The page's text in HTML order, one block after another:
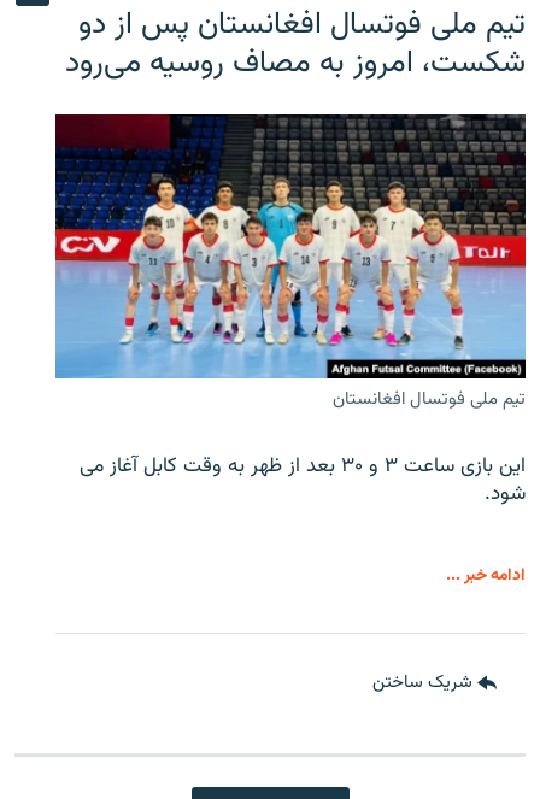
تیم ملی فوتسال افغانستان پس از دو
شکست، امروز به مصاف روسیه می‌رود
تیم ملی فوتسال افغانستان
این بازی ساعت ۳ و ۳۰ بعد از ظهر به وقت کابل آغاز می
شود.
ادامه خبر ...
شریک ساختن